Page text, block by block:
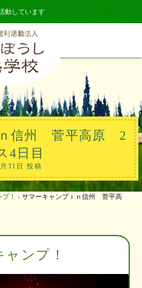
動しています
信州 菅平高原 2
4日目
31日 投稿
！ › サマーキャンプｉｎ信州 菅平高
ンプ！